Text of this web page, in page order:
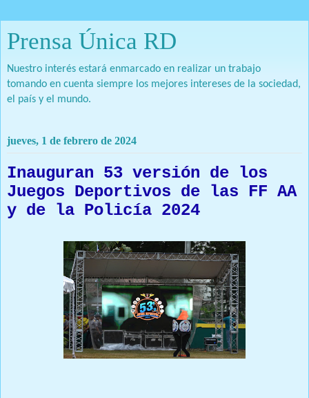
Prensa Única RD
Nuestro interés estará enmarcado en realizar un trabajo
tomando en cuenta siempre los mejores intereses de la sociedad,
el país y el mundo.
jueves, 1 de febrero de 2024
Inauguran 53 versión de los
Juegos Deportivos de las FF AA
y de la Policía 2024